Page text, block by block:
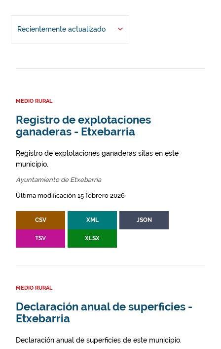
Recientemente actualizado
MEDIO RURAL
Registro de explotaciones
ganaderas - Etxebarria
Registro de explotaciones ganaderas sitas en este
municipio.
Ayuntamiento de Etxebarria
Última modificación 15 febrero 2026
CSV XML JSON
TSV XLSX
MEDIO RURAL
Declaración anual de superficies -
Etxebarria
Declaración anual de superficies de este municipio.